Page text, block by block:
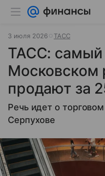
3 июля 2026 ТАСС
ТАСС:
Московском
продают за
Речь идет о
Серпухове